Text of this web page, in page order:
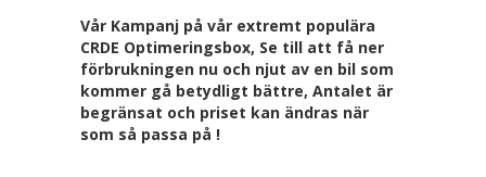
Vår Kampanj på vår extremt populära
CRDE Optimeringsbox, Se till att få ner
förbrukningen nu och njut av en bil som
kommer gå betydligt bättre, Antalet är
begränsat och priset kan ändras när
som så passa på !